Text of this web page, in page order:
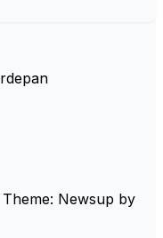
Theme: Newsup by